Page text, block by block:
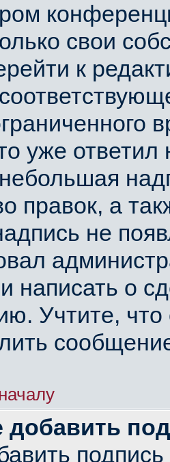
свои
к
уже
правок, а
не
написать о
Учтите,
добавить